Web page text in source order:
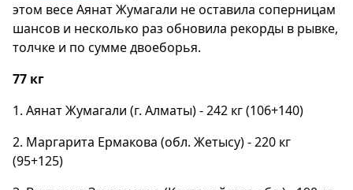
этом весе Аянат Жумагали не оставила соперницам
шансов и несколько раз обновила рекорды в рывке,
толчке и по сумме двоеборья.
77 кг
1. Аянат Жумагали (г. Алматы) - 242 кг (106+140)
2. Маргарита Ермакова (обл. Жетысу) - 220 кг
(95+125)